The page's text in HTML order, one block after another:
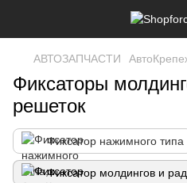
АВТОЗАПЧАСТИ
Фиксаторы
решеток
Фиксатор нажимного типа
Фиксатор молдингов и